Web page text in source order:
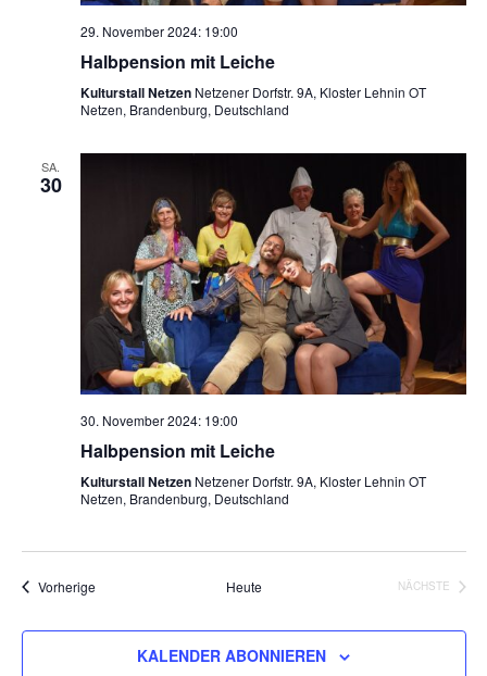
29. November 2024: 19:00
Halbpension mit Leiche
Kulturstall Netzen Netzener Dorfstr. 9A, Kloster Lehnin OT
Netzen, Brandenburg, Deutschland
SA.
30
30. November 2024: 19:00
Halbpension mit Leiche
Kulturstall Netzen Netzener Dorfstr. 9A, Kloster Lehnin OT
Netzen, Brandenburg, Deutschland
VorherigeVeranstaltungen Heute
NÄCHSTE
KALENDER ABONNIEREN